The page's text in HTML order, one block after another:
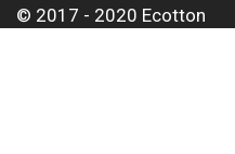
© 2017 - 2020 Ecotton